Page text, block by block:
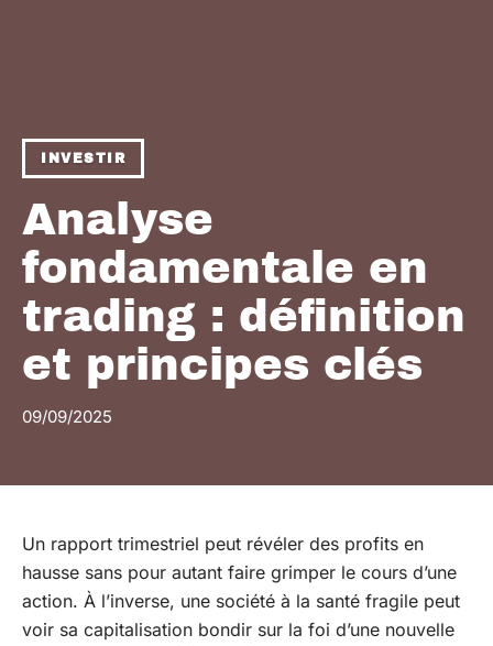
INVESTIR
Analyse
fondamentale en
trading : définition
et principes clés
09/09/2025
Un rapport trimestriel peut révéler des profits en
hausse sans pour autant faire grimper le cours d’une
action. À l’inverse, une société à la santé fragile peut
voir sa capitalisation bondir sur la foi d’une nouvelle